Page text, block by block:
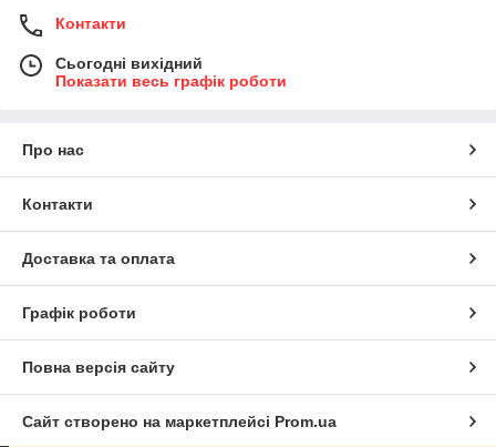
Контакти
Сьогодні вихідний
Показати весь графік роботи
Про нас
Контакти
Доставка та оплата
Графік роботи
Повна версія сайту
Сайт створено на маркетплейсі Prom.ua